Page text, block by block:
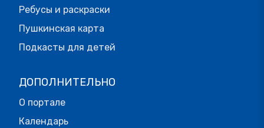
Ребусы и раскраски
Пушкинская карта
Подкасты для детей
ДОПОЛНИТЕЛЬНО
О портале
Календарь